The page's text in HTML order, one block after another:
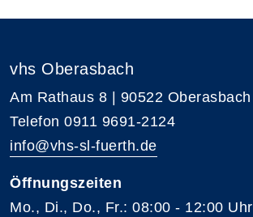
vhs Oberasbach
Am Rathaus 8 | 90522 Oberasbach
Telefon 0911 9691-2124
info@vhs-sl-fuerth.de
Öffnungszeiten
Mo., Di., Do., Fr.: 08:00 - 12:00 Uhr